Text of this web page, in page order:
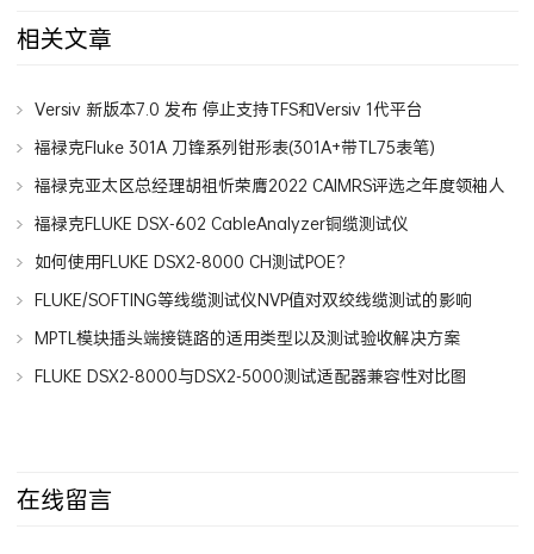
相关文章
Versiv 新版本7.0 发布 停止支持TFS和Versiv 1代平台
福禄克Fluke 301A 刀锋系列钳形表(301A+带TL75表笔)
福禄克亚太区总经理胡祖忻荣膺2022 CAIMRS评选之年度领袖人
福禄克FLUKE DSX-602 CableAnalyzer铜缆测试仪
如何使用FLUKE DSX2-8000 CH测试POE？
FLUKE/SOFTING等线缆测试仪NVP值对双绞线缆测试的影响
MPTL模块插头端接链路的适用类型以及测试验收解决方案
FLUKE DSX2-8000与DSX2-5000测试适配器兼容性对比图
在线留言